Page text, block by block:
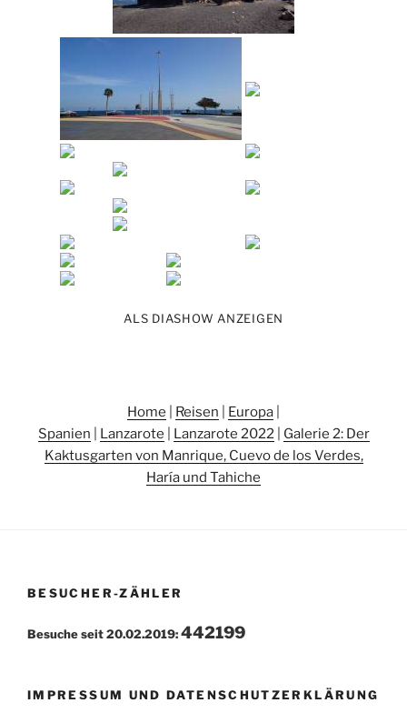
ALS DIASHOW ANZEIGEN
Home Reisen Europa
Spanien
Lanzarote Lanzarote 2022| Galerie 2: Der
Kaktusgarten von Manrique, Cuevo de los Verdes,
Haría und Tahiche
BESUCHER-ZÄHLER
Besuche seit 20.02.2019:442199
IMPRESSUM UND DATENSCHUTZERKLÄRUNG